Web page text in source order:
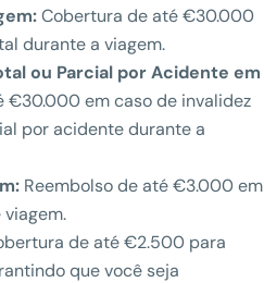
Cobertura de até €30.000
durante a viagem.
ou Parcial por Acidente em
€30.000 em caso de invalidez
por acidente durante a
Reembolso de até €3.000 em
de até €2.500 para
que você seja